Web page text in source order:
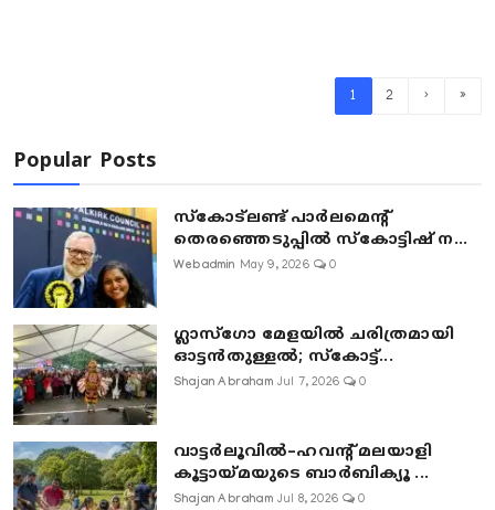
1 2 › »
Popular Posts
സ്കോട്ലണ്ട് പാർലമെന്റ്
തെരഞ്ഞെടുപ്പിൽ സ്കോട്ടിഷ് ന...
Webadmin May 9, 2026 0
ഗ്ലാസ്‌ഗോ മേളയിൽ ചരിത്രമായി
ഓട്ടൻതുള്ളൽ; സ്‌കോട്ട്...
Shajan Abraham Jul 7, 2026 0
വാട്ടർലൂവിൽ–ഹവന്റ് മലയാളി
കൂട്ടായ്മയുടെ ബാർബിക്യൂ ...
Shajan Abraham Jul 8, 2026 0